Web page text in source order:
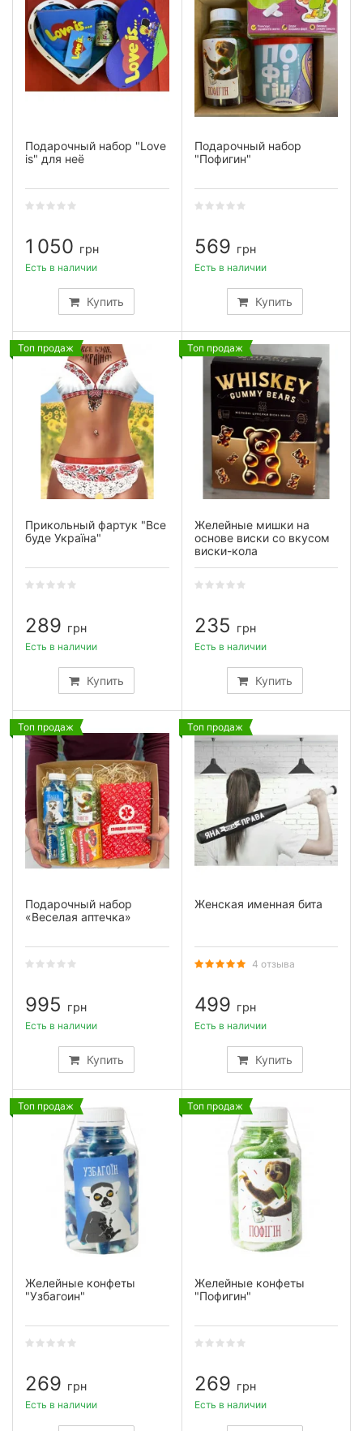
Подарочный набор "Love
is" для неё
1 050 грн
Купить
Есть в наличии
Подарочный набор
"Пофигин"
569 грн
Купить
Есть в наличии
Топ продаж
Прикольный фартук "Все
буде Україна"
289 грн
Купить
Есть в наличии
Топ продаж
Желейные мишки на
основе виски со вкусом
виски-кола
235 грн
Купить
Есть в наличии
Топ продаж
Подарочный набор
«Веселая аптечка»
995 грн
Купить
Есть в наличии
Топ продаж
Женская именная бита
4 отзыва
499 грн
Купить
Есть в наличии
Топ продаж
Желейные конфеты
"Узбагоин"
269 грн
Есть в наличии
Топ продаж
Желейные конфеты
"Пофигин"
269 грн
Есть в наличии